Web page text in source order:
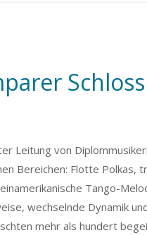
Leitung von
Bereichen: Flotte Polkas,
Tango-
wechselnde Dynamik
mehr als hundert